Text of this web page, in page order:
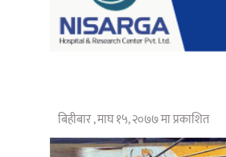
बिहीबार , माघ १५, २०७७ मा प्रकाशित